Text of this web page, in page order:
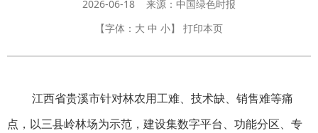
2026-06-18 来源：中国绿色时报
【字体： 大 中 小】 打印本页
江西省贵溪市针对林农用工难、技术缺、销售难等痛
点，以三县岭林场为示范，建设集数字平台、功能分区、专